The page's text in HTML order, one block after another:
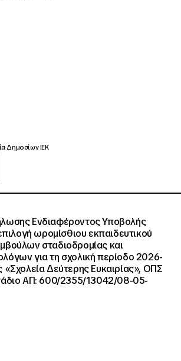
Δημοσίων ΙΕΚ
Ενδιαφέροντος Υποβολής
ωρομίσθιου εκπαιδευτικού
σταδιοδρομίας και
για τη σχολική περίοδο 2026-
Δεύτερης Ευκαιρίας», ΟΠΣ
ΑΠ: 600/2355/13042/08-05-